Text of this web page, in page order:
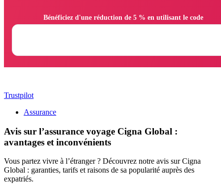
Trustpilot
Assurance
Avis sur l’assurance voyage Cigna Global :
avantages et inconvénients
Vous partez vivre à l’étranger ? Découvrez notre avis sur Cigna
Global : garanties, tarifs et raisons de sa popularité auprès des
expatriés.